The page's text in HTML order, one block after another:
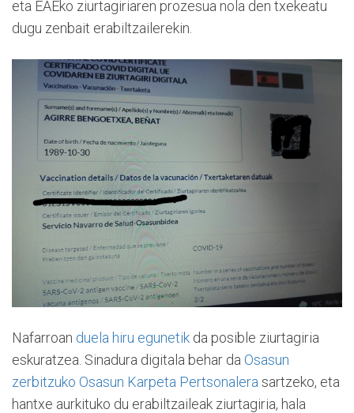
eta EAEko ziurtagiriaren prozesua nola den txekeatu
dugu zenbait erabiltzailerekin.
Nafarroan duela hiru egunetik da posible ziurtagiria
eskuratzea. Sinadura digitala behar da Osasun
zerbitzuko Osasun Karpeta Pertsonalera sartzeko, eta
hantxe aurkituko du erabiltzaileak ziurtagiria, hala